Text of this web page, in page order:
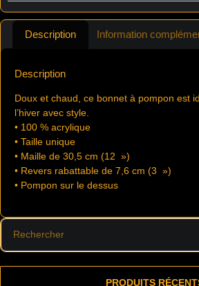
Description Information
Description
Doux et chaud, ce bonnet à pompon est
l’hiver avec style.
• 100 % acrylique
• Taille unique
• Maille de 30,5 cm (12 »)
• Revers rabattable de 7,6 cm (3 »)
• Pompon sur le dessus
PRODUITS